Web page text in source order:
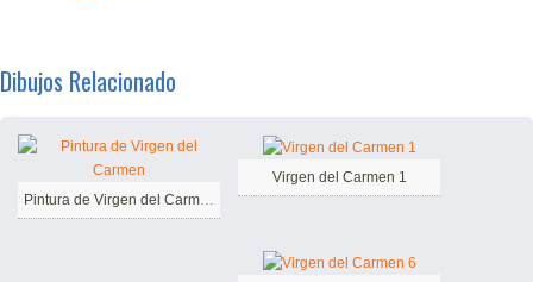
Dibujos Relacionado
Pintura de Virgen del Carmen
Virgen del Carmen 1